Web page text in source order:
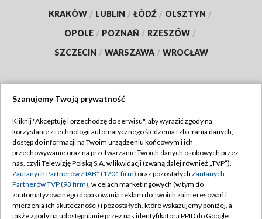
KRAKÓW / LUBLIN / ŁÓDŹ / OLSZTYN /
OPOLE / POZNAŃ / RZESZÓW /
SZCZECIN / WARSZAWA / WROCŁAW
TVP
Abonament TVP
Emisja w TVP
Centrum informacji TVP
Naziemna Telewizja Cyfrowa
Regulamin TVP
Polityka prywatności
Moje zgody
Pomoc
Szanujemy Twoją prywatność
Kliknij "Akceptuję i przechodzę do serwisu", aby wyrazić zgody na
korzystanie z technologii automatycznego śledzenia i zbierania danych,
dostęp do informacji na Twoim urządzeniu końcowym i ich
przechowywanie oraz na przetwarzanie Twoich danych osobowych przez
nas, czyli Telewizję Polską S.A. w likwidacji (zwaną dalej również „TVP”),
Zaufanych Partnerów z IAB* (1201 firm) oraz pozostałych Zaufanych
Partnerów TVP (93 firm), w celach marketingowych (w tym do
zautomatyzowanego dopasowania reklam do Twoich zainteresowań i
mierzenia ich skuteczności) i pozostałych, które wskazujemy poniżej, a
także zgody na udostępnianie przez nas identyfikatora PPID do Google.